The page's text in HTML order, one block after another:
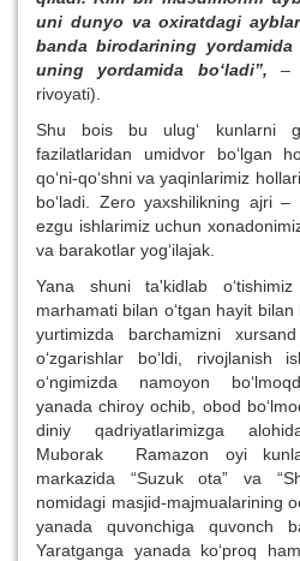
uni dunyo va oxiratdagi
banda birodarining
uning yordamida bo‘ladi”,
–
rivoyati).
Shu bois bu ulug‘ kunlarni
fazilatlaridan umidvor bo‘lgan
qo‘ni-qo‘shni va yaqinlarimiz
bo‘ladi. Zero yaxshilikning ajri
ezgu ishlarimiz uchun
va barakotlar yog‘ilajak.
Yana shuni ta'kidlab
marhamati bilan o‘tgan hayit
yurtimizda barchamizni
o‘zgarishlar bo‘ldi, rivojlanish
o‘ngimizda namoyon
yanada chiroy ochib, obod
diniy qadriyatlarimizga
Muborak Ramazon oyi
markazida “Suzuk ota” va
nomidagi masjid-majmualarining
yanada quvonchiga quvonch
Yaratganga yanada ko‘proq